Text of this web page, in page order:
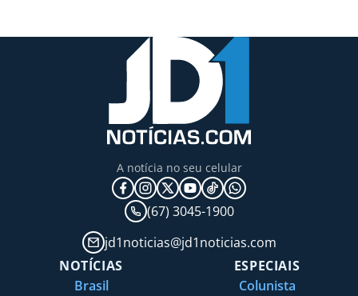
A notícia no seu celular
(67) 3045-1900
jd1noticias@jd1noticias.com
NOTÍCIAS
Brasil
ESPECIAIS
Colunista